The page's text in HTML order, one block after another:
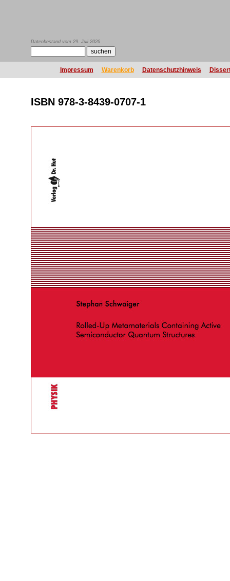
Datenbestand vom 29. Juli 2026
Impressum Warenkorb Datenschutzhinweis
ISBN 978-3-8439-0707-1